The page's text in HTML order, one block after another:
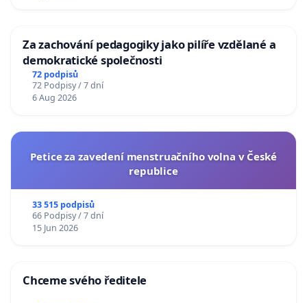
Za zachování pedagogiky jako pilíře vzdělané a
demokratické společnosti
72 podpisů
72 Podpisy / 7 dní
6 Aug 2026
Petice za zavedení menstruačního volna v České
republice
33 515 podpisů
66 Podpisy / 7 dní
15 Jun 2026
Chceme svého ředitele